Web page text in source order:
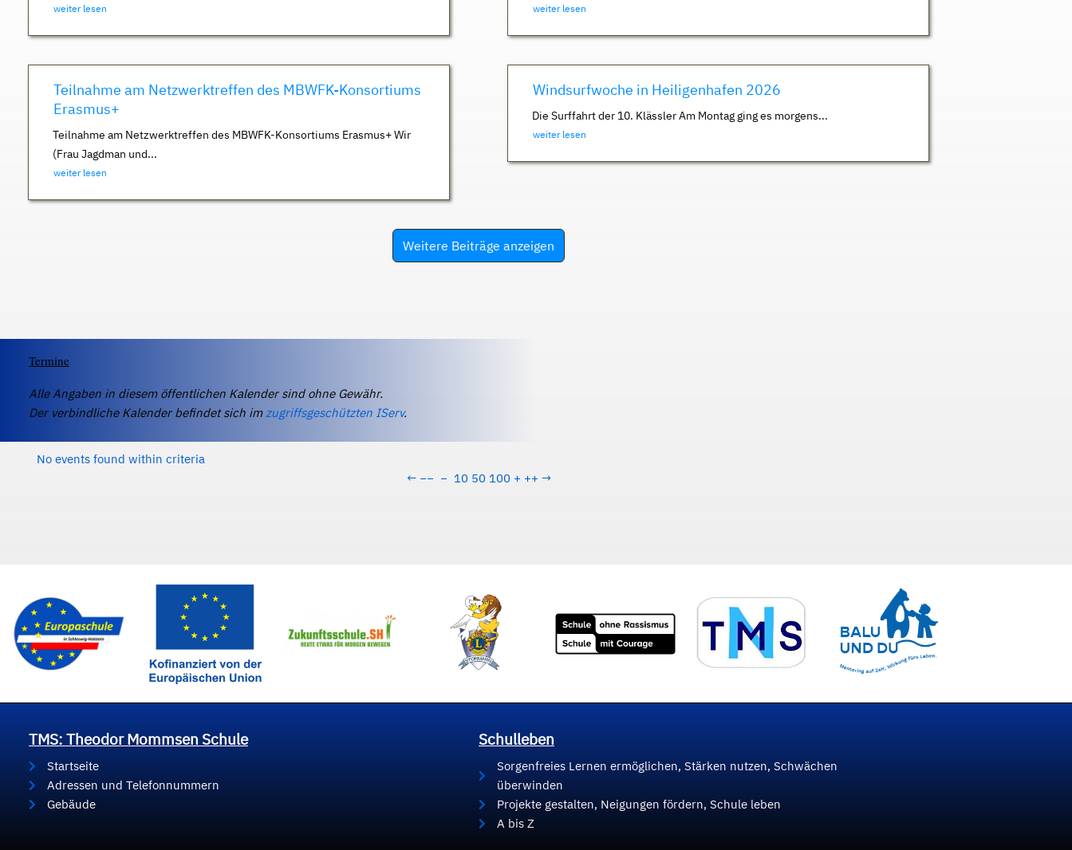
weiter lesen weiter lesen
Teilnahme am Netzwerktreffen des MBWFK-Konsortiums
Erasmus+
Teilnahme am Netzwerktreffen des MBWFK-Konsortiums Erasmus+ Wir
(Frau Jagdman und...
weiter lesen
Windsurfwoche in Heiligenhafen 2026
Die Surffahrt der 10. Klässler Am Montag ging es morgens...
weiter lesen
Weitere Beiträge anzeigen
Termine
Alle Angaben in diesem öffentlichen Kalender sind ohne Gewähr.
Der verbindliche Kalender befindet sich imzugriffsgeschützten IServ.
No events found within criteria
← −− − 10 50 100 + ++ →
TMS: Theodor Mommsen Schule
Startseite
Adressen und Telefonnummern
Gebäude
Schulleben
Sorgenfreies Lernen ermöglichen, Stärken nutzen, Schwächen
überwinden
Projekte gestalten, Neigungen fördern, Schule leben
A bis Z